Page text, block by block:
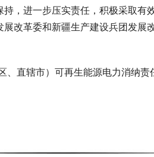
，进一步压实责任，积极采取
改革委和新疆生产建设兵团发
、直辖市）可再生能源电力消纳责